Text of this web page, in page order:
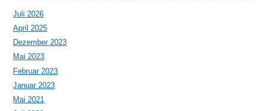
Juli 2026
April 2025
Dezember 2023
Mai 2023
Februar 2023
Januar 2023
Mai 2021